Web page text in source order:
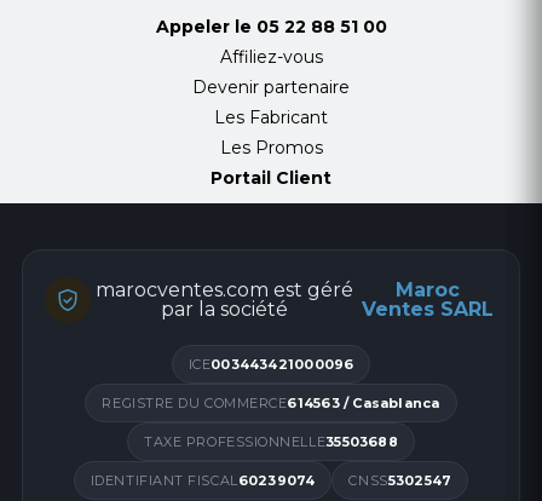
Appeler le 05 22 88 51 00
Affiliez-vous
Devenir partenaire
Les Fabricant
Les Promos
Portail Client
marocventes.com est géré
par la société
Maroc
Ventes SARL
ICE003443421000096
REGISTRE DU COMMERCE614563 / Casablanca
TAXE PROFESSIONNELLE35503688
IDENTIFIANT FISCAL60239074 CNSS5302547